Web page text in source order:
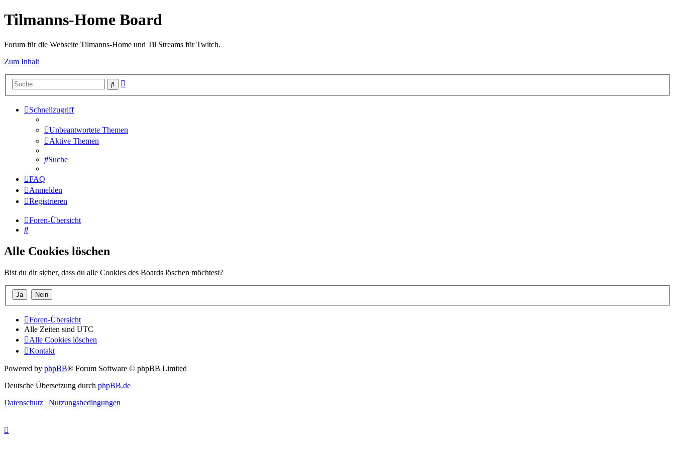
Tilmanns-Home Board
Forum für die Webseite Tilmanns-Home und Til Streams für Twitch.
Zum Inhalt
Suche
Schnellzugriff
Unbeantwortete Themen
Aktive Themen
Suche
FAQ
Anmelden
Registrieren
Foren-Übersicht
Suche
Alle Cookies löschen
Bist du dir sicher, dass du alle Cookies des Boards löschen möchtest?
Foren-Übersicht
Alle Zeiten sind UTC
Alle Cookies löschen
Kontakt
Powered by phpBB® Forum Software © phpBB Limited
Deutsche Übersetzung durch phpBB.de
Datenschutz | Nutzungsbedingungen